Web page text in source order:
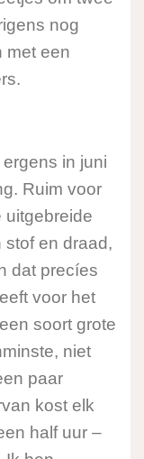
nog
met een
in juni
Ruim voor
uitgebreide
en draad,
dat precíes
voor het
soort grote
niet
paar
kost elk
half uur –